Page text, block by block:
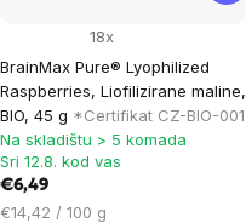
BrainMax Pure® Lyophilized
Raspberries, Liofilizirane maline,
BIO, 45 g *Certifikat CZ-BIO-001
18x
Na skladištu > 5 komada
Sri 12.8. kod vas
€6,49
Cijena
€14,42 / 100 g